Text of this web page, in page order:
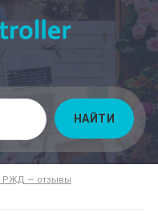
НАЙТИ
РЖД — отзывы